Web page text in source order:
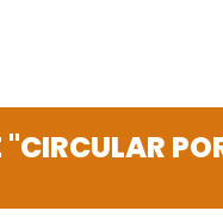
"CIRCULAR